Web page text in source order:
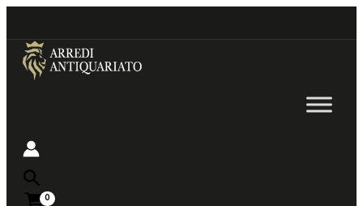
to
content
Near